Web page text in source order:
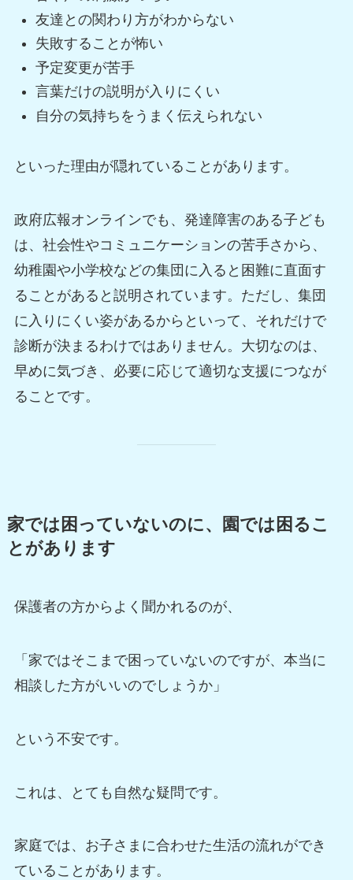
友達との関わり方がわからない
失敗することが怖い
予定変更が苦手
言葉だけの説明が入りにくい
自分の気持ちをうまく伝えられない
といった理由が隠れていることがあります。
政府広報オンラインでも、発達障害のある子ども
は、社会性やコミュニケーションの苦手さから、
幼稚園や小学校などの集団に入ると困難に直面す
ることがあると説明されています。ただし、集団
に入りにくい姿があるからといって、それだけで
診断が決まるわけではありません。大切なのは、
早めに気づき、必要に応じて適切な支援につなが
ることです。
家では困っていないのに、園では困るこ
とがあります
保護者の方からよく聞かれるのが、
「家ではそこまで困っていないのですが、本当に
相談した方がいいのでしょうか」
という不安です。
これは、とても自然な疑問です。
家庭では、お子さまに合わせた生活の流れができ
ていることがあります。